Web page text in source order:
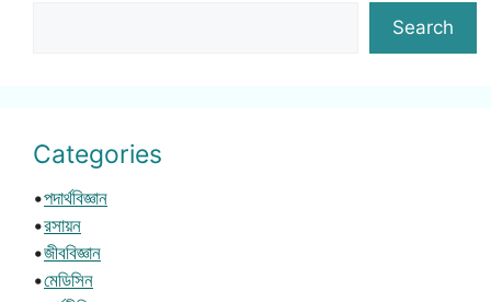
Search
Categories
•পদার্থবিজ্ঞান
•রসায়ন
•জীববিজ্ঞান
•মেডিসিন